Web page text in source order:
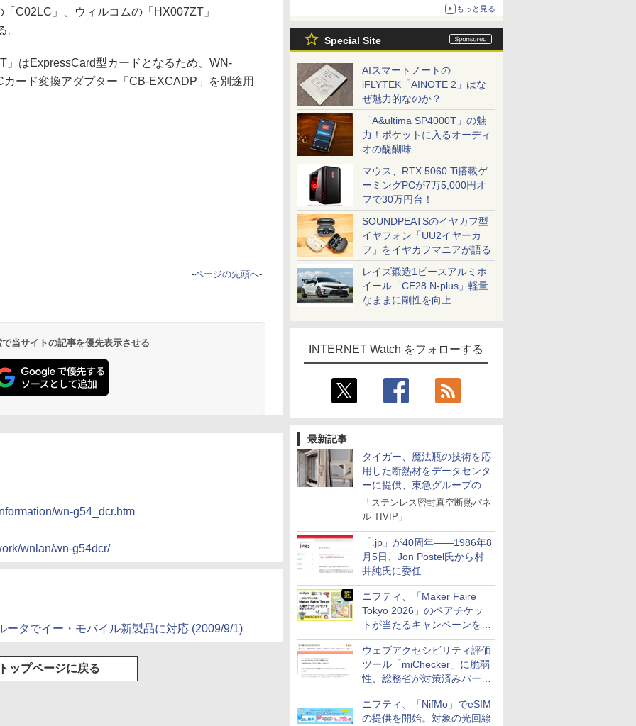
もっと見る
Special Site
AIスマートノートの
iFLYTEK「AINOTE 2」はな
ぜ魅力的なのか？
「A&ultima SP4000T」の魅
力！ポケットに入るオーディ
オの醍醐味
マウス、RTX 5060 Ti搭載ゲ
ーミングPCが7万5,000円オ
フで30万円台！
SOUNDPEATSのイヤカフ型
イヤフォン「UU2イヤーカ
フ」をイヤカフマニアが語る
レイズ鍛造1ピースアルミホ
イール「CE28 N-plus」軽量
なままに剛性を向上
INTERNET Watch をフォローする
最新記事
タイガー、魔法瓶の技術を応
用した断熱材をデータセンタ
ーに提供、東急グループの実
証実験で
「ステンレス密封真空断熱パネ
ル TIVIP」
「.jp」が40周年――1986年8
月5日、Jon Postel氏から村
井純氏に委任
ニフティ、「Maker Faire
Tokyo 2026」のペアチケッ
トが当たるキャンペーンをX
で実施。8月16日まで
ウェブアクセシビリティ評価
ツール「miChecker」に脆弱
性、総務省が対策済みバージ
ョンへの更新を呼び掛け
ニフティ、「NifMo」でeSIM
の提供を開始。対象の光回線
C02LC」、ウィルコムの「HX007ZT」
。
はExpressCard型カードとなるため、WN-
ード変換アダプター「CB-EXCADP」を別途用
-ページの先頭へ-
当サイトの記事を優先表示させる
wn-g54_dcr.htm
wnlan/wn-g54dcr/
ータでイー・モバイル新製品に対応 (2009/9/1)
トップページに戻る